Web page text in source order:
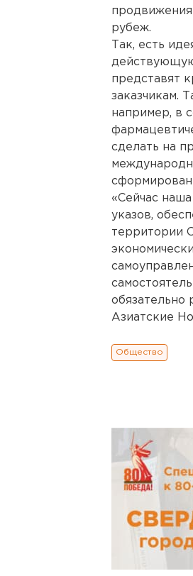
рубеж.
Так, есть
представят
заказчикам.
например, в
сделать на
сформирован
«Сейчас
указов,
территории
обязательно
Азиатские
Общество